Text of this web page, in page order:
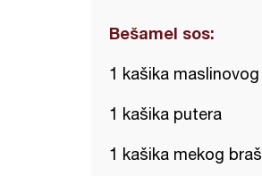
Bešamel sos:
1 kašika
1 kašika putera
1 kašika mekog